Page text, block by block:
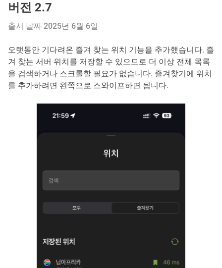
버전 2.7
출시 날짜 2025년 6월 6일
오랫동안 기다려온 즐겨 찾는 위치 기능을 추가했습니다. 즐
겨 찾는 서버 위치를 저장할 수 있으므로 더 이상 전체 목록
을 검색하거나 스크롤할 필요가 없습니다. 즐겨찾기에 위치
를 추가하려면 왼쪽으로 스와이프하면 됩니다.